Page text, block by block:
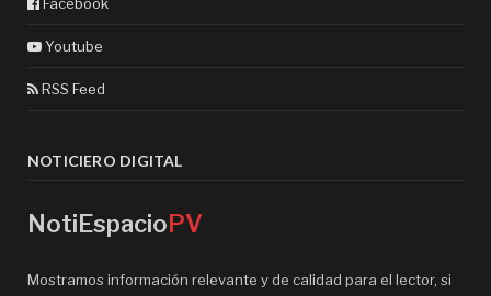
Facebook
Youtube
RSS Feed
NOTICIERO DIGITAL
NotiEspacioPV
Mostramos información relevante y de calidad para el lector, si